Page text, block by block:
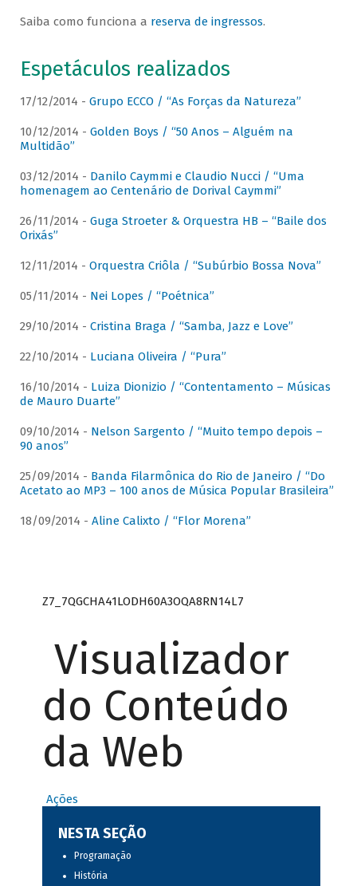
Saiba como funciona a reserva de ingressos.
Espetáculos realizados
17/12/2014 - Grupo ECCO / “As Forças da Natureza”
10/12/2014 - Golden Boys / “50 Anos – Alguém na
Multidão”
03/12/2014 - Danilo Caymmi e Claudio Nucci / “Uma
homenagem ao Centenário de Dorival Caymmi”
26/11/2014 - Guga Stroeter & Orquestra HB – “Baile dos
Orixás”
12/11/2014 - Orquestra Criôla / “Subúrbio Bossa Nova”
05/11/2014 - Nei Lopes / “Poétnica”
29/10/2014 - Cristina Braga / “Samba, Jazz e Love”
22/10/2014 - Luciana Oliveira / “Pura”
16/10/2014 - Luiza Dionizio / “Contentamento – Músicas
de Mauro Duarte”
09/10/2014 - Nelson Sargento / “Muito tempo depois –
90 anos”
25/09/2014 - Banda Filarmônica do Rio de Janeiro / “Do
Acetato ao MP3 – 100 anos de Música Popular Brasileira”
18/09/2014 - Aline Calixto / “Flor Morena”
Z7_7QGCHA41LODH60A3OQA8RN14L7
Visualizador
do Conteúdo
da Web
Ações
NESTA SEÇÃO
Programação
História